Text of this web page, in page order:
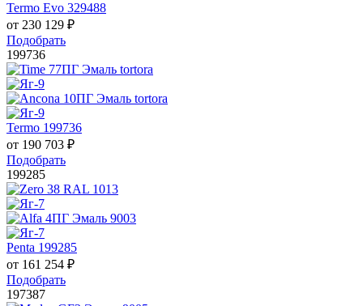
Termo Evo 329488
от 230 129 ₽
Подобрать
199736
Termo 199736
от 190 703 ₽
Подобрать
199285
Penta 199285
от 161 254 ₽
Подобрать
197387